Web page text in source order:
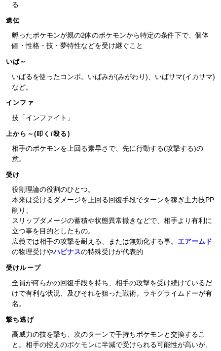
る
遺伝
孵ったポケモンが親の2体のポケモンから特定の条件下で、個体
値・性格・技・夢特性などを受け継ぐこと
いば～
いばるを使ったコンボ。いばみが(みがわり)、いばサマ(イカサマ)
など。
インファ
技「インファイト」
上から～(叩く/殴る)
相手のポケモンを上回る素早さで、先に行動する(攻撃する)の
意。
受け
役割理論の役割のひとつ。
本来は受けるダメージを上回る回復手段でターンを稼ぎ主力技PP
削り、
スリップダメージの蓄積や状態異常撒きなどで、相手より有利に
立つ事を目的としたもの。
広義では相手の攻撃を耐える、または無効化する事。 エアームド
の物理受けやハピナスの特殊受けが代表的
受けループ
全員が何らかの回復手段を持ち、相手の攻撃を受け続けているだ
けで有利な状況、及びそれを狙った戦術。ラキグライムドーが有
名。
撃ち逃げ
高威力の技を撃ち、次のターンで手持ちポケモンと交換するこ
と。相手の控えのポケモンに半減で受けられる可能性が高いが、